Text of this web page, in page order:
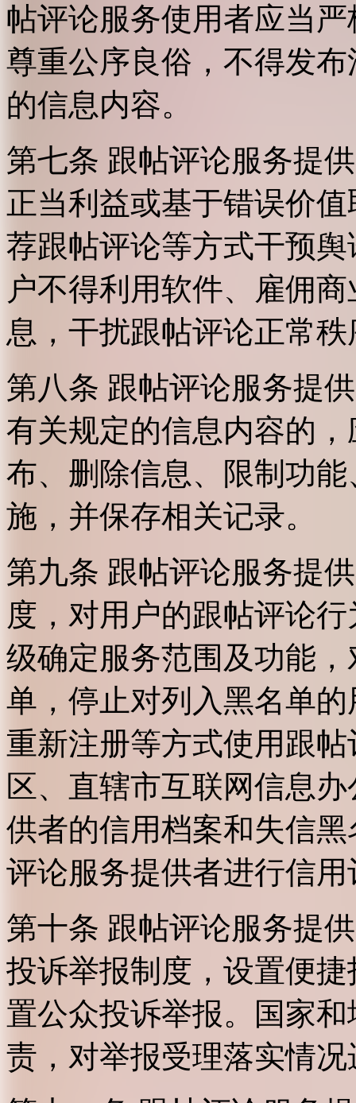
帖评论服务使用者应当
尊重公序良俗，不得发
的信息内容。
第七条 跟帖评论服务提
正当利益或基于错误价
荐跟帖评论等方式干预
户不得利用软件、雇佣
息，干扰跟帖评论正常
第八条 跟帖评论服务提
有关规定的信息内容的
布、删除信息、限制功
施，并保存相关记录。
第九条 跟帖评论服务提
度，对用户的跟帖评论
级确定服务范围及功能
单，停止对列入黑名单
重新注册等方式使用跟
区、直辖市互联网信息
供者的信用档案和失信
评论服务提供者进行信用
第十条 跟帖评论服务提
投诉举报制度，设置便
置公众投诉举报。国家
责，对举报受理落实情